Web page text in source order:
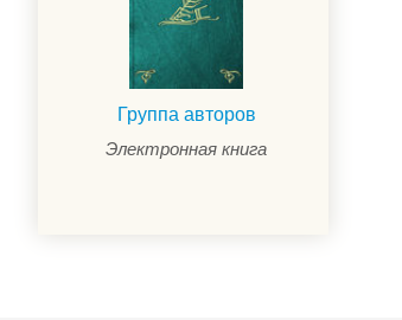
Группа авторов
Электронная книга